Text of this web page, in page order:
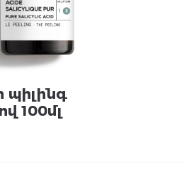
պիլինգ
100մլ